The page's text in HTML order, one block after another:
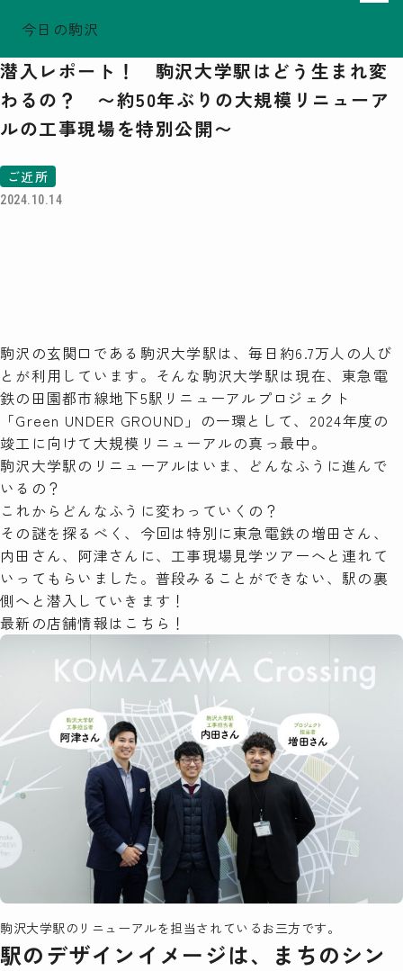
今日の駒沢
ホーム
潜入レポート！ 駒沢大学駅はどう生まれ変
わるの？ 〜約50年ぶりの大規模リニューア
ルの工事現場を特別公開〜
ご近所
2024.10.14
駒沢の玄関口である駒沢大学駅は、毎日約6.7万人の人び
とが利用しています。そんな駒沢大学駅は現在、東急電
鉄の田園都市線地下5駅リニューアルプロジェクト
「Green UNDER GROUND 」の一環として、2024年度の
竣工に向けて大規模リニューアルの真っ最中。
駒沢大学駅のリニューアルはいま、どんなふうに進んで
いるの？
これからどんなふうに変わっていくの？
その謎を探るべく、今回は特別に東急電鉄の増田さん、
内田さん、阿津さんに、工事現場見学ツアーへと連れて
いってもらいました。普段みることができない、駅の裏
側へと潜入していきます！
最新の店舗情報は こちら ！
駒沢大学駅のリニューアルを担当されているお三方です。
駅のデザインイメージは、まちのシン
TODAY - 2026.08.10
駒沢この頃
特集一覧
COMOREVI Smiles
EVENT & NEWS
COMOREVI MAP
9
10 11 12 13 14
15
23
24 25 26 27 28
29
30
31 1 3 4 5